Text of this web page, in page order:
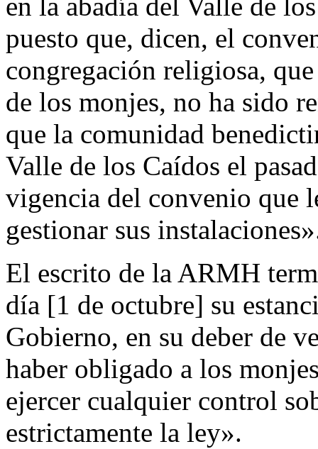
puesto que, dicen, el
congregación religiosa,
de los monjes, no ha sido
que la comunidad
Valle de los Caídos el
vigencia del convenio que
gestionar sus
El escrito de la ARMH
día [1 de octubre] su
Gobierno, en su deber de
haber obligado a los
ejercer cualquier control
estrictamente la ley».